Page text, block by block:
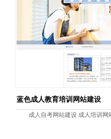
蓝色成人教育培训网站建设
成人自考网站建设 成人培训网